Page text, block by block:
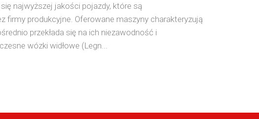
najwyższej jakości pojazdy, które są
firmy produkcyjne. Oferowane maszyny charakteryzują
przekłada się na ich niezawodność i
wózki widłowe (Legn...